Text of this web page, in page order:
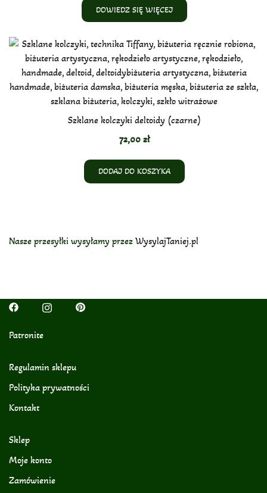
DOWIEDZ SIĘ WIĘCEJ
Szklane kolczyki deltoidy (czarne)
72,00 zł
DODAJ DO KOSZYKA
Nasze przesyłki wysyłamy przez WysylajTaniej.pl
Patronite
Regulamin sklepu
Polityka prywatności
Kontakt
Sklep
Moje konto
Zamówienie